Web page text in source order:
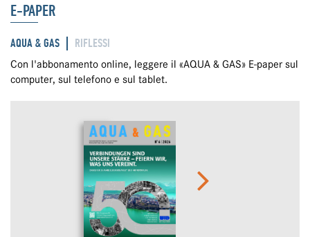
E-PAPER
AQUA & GAS RIFLESSI
Con l'abbonamento online, leggere il «AQUA & GAS» E-paper sul
computer, sul telefono e sul tablet.